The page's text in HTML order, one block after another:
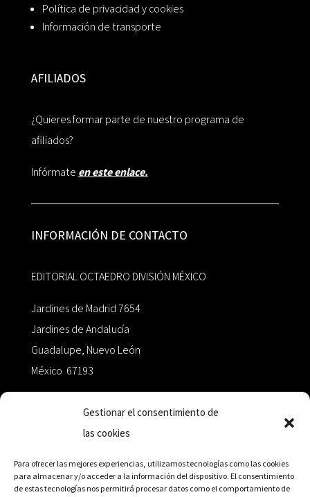
Gestionar el consentimiento de
las cookies
Para ofrecer las mejores experiencias, utilizamos tecnologías como las cookies
para almacenar y/o acceder a la información del dispositivo. El consentimiento
de estas tecnologías nos permitirá procesar datos como el comportamiento de
Política de privacidad y cookies
Información de transporte
AFILIADOS
¿Quieres formar parte de nuestro programa de
afiliados?
Infórmate en este enlace.
INFORMACIÓN DE CONTACTO
EDITORIAL OCTAEDRO DIVISIÓN MÉXICO
Jardines de Madrid 7654
Jardines de Andalucía
Guadalupe, Nuevo León
México 67193
+52 811.499.5638
RED DE DISTRIBUCIÓN